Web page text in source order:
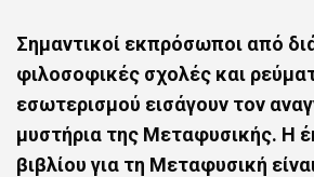
Σημαντικοί εκπρόσωποι από
φιλοσοφικές σχολές και
εσωτερισμού εισάγουν τον
μυστήρια της Μεταφυσικής. Η
βιβλίου για τη Μεταφυσική